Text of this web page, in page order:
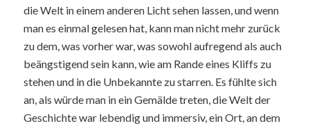
die Welt in einem anderen Licht sehen lassen, und wenn
man es einmal gelesen hat, kann man nicht mehr zurück
zu dem, was vorher war, was sowohl aufregend als auch
beängstigend sein kann, wie am Rande eines Kliffs zu
stehen und in die Unbekannte zu starren. Es fühlte sich
an, als würde man in ein Gemälde treten, die Welt der
Geschichte war lebendig und immersiv, ein Ort, an dem